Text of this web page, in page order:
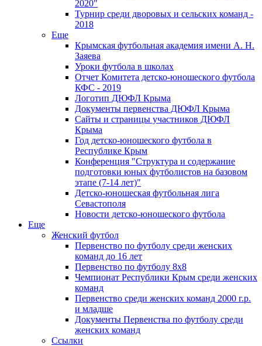
2020"
Турнир среди дворовых и сельских команд -
2018
Еще
Крымская футбольная академия имени А. Н.
Заяева
Уроки футбола в школах
Отчет Комитета детско-юношеского футбола
КФС - 2019
Логотип ДЮФЛ Крыма
Документы первенства ДЮФЛ Крыма
Сайты и страницы участников ДЮФЛ
Крыма
Год детско-юношеского футбола в
Республике Крым
Конференция "Структура и содержание
подготовки юных футболистов на базовом
этапе (7-14 лет)"
Детско-юношеская футбольная лига
Севастополя
Новости детско-юношеского футбола
Еще
Женский футбол
Первенство по футболу среди женских
команд до 16 лет
Первенство по футболу 8х8
Чемпионат Республики Крым среди женских
команд
Первенство среди женских команд 2000 г.р.
и младше
Документы Первенства по футболу среди
женских команд
Ссылки